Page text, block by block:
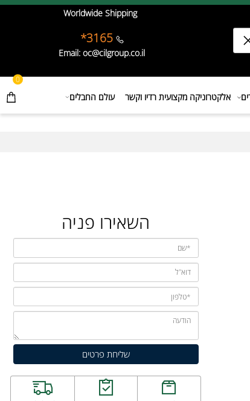
Worldwide Shipping
3165*
Email: oc@cilgroup.co.il
0
אלקטרוניקה מקצועית רדיו וקשר עולם החבלים
השאירו פניה